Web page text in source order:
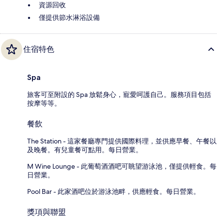
資源回收
僅提供節水淋浴設備
住宿特色
Spa
旅客可至附設的 Spa 放鬆身心，寵愛呵護自己。服務項目包括
按摩等等。
餐飲
The Station - 這家餐廳專門提供國際料理，並供應早餐、午餐以
及晚餐。有兒童餐可點用。每日營業。
M Wine Lounge - 此葡萄酒酒吧可眺望游泳池，僅提供輕食。每
日營業。
Pool Bar - 此家酒吧位於游泳池畔，供應輕食。每日營業。
獎項與聯盟